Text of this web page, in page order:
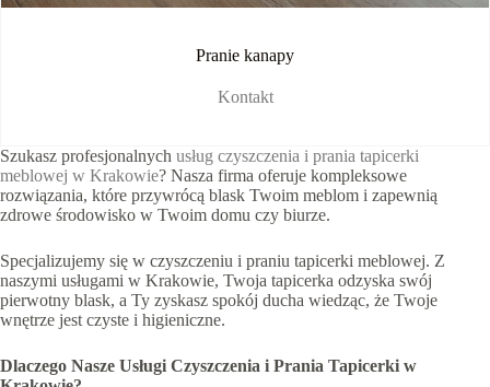
Pranie kanapy
Kontakt
Szukasz profesjonalnych usług czyszczenia i prania tapicerki
meblowej w Krakowie? Nasza firma oferuje kompleksowe
rozwiązania, które przywrócą blask Twoim meblom i zapewnią
zdrowe środowisko w Twoim domu czy biurze.
Specjalizujemy się w czyszczeniu i praniu tapicerki meblowej. Z
naszymi usługami w Krakowie, Twoja tapicerka odzyska swój
pierwotny blask, a Ty zyskasz spokój ducha wiedząc, że Twoje
wnętrze jest czyste i higieniczne.
Dlaczego Nasze Usługi Czyszczenia i Prania Tapicerki w